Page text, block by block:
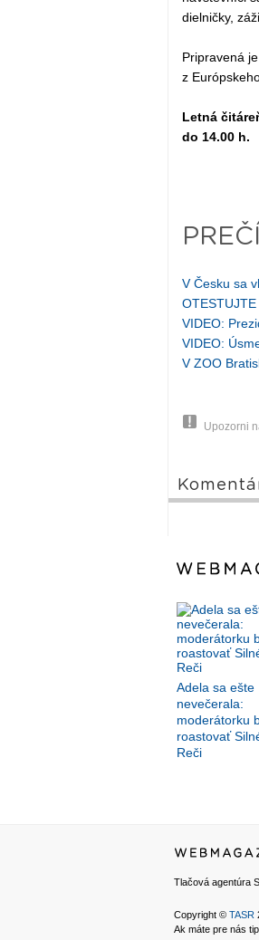
dielničky,
Pripravená
z
Letná
do 14.00 h.
V Česku sa
VIDEO:
VIDEO:
V ZOO
Upozorni
Adela sa ešte
nevečerala:
moderátorku
roastovať
Reči
Tlačová agentúra
Copyright © TASR
Ak máte pre nás